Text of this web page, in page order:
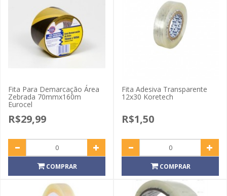
Fita Para Demarcação Área
Zebrada 70mmx160m
Eurocel
R$29,99
COMPRAR
Fita Adesiva Transparente
12x30 Koretech
R$1,50
COMPRAR